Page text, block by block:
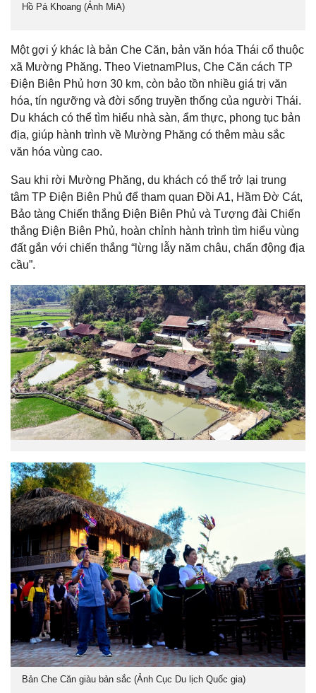
Hồ Pá Khoang (Ảnh MiA)
Một gợi ý khác là bản Che Căn, bản văn hóa Thái cổ thuộc
xã Mường Phăng. Theo VietnamPlus, Che Căn cách TP
Điện Biên Phủ hơn 30 km, còn bảo tồn nhiều giá trị văn
hóa, tín ngưỡng và đời sống truyền thống của người Thái.
Du khách có thể tìm hiểu nhà sàn, ẩm thực, phong tục bản
địa, giúp hành trình về Mường Phăng có thêm màu sắc
văn hóa vùng cao.
Sau khi rời Mường Phăng, du khách có thể trở lại trung
tâm TP Điện Biên Phủ để tham quan Đồi A1, Hầm Đờ Cát,
Bảo tàng Chiến thắng Điện Biên Phủ và Tượng đài Chiến
thắng Điện Biên Phủ, hoàn chỉnh hành trình tìm hiểu vùng
đất gắn với chiến thắng “lừng lẫy năm châu, chấn động địa
cầu”.
Bản Che Căn giàu bản sắc (Ảnh Cục Du lịch Quốc gia)